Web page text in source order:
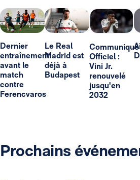
Dernier
entraînement
avant le
match
contre
Ferencvaros
Le Real
Madrid est
déjà à
Budapest
Communiqué
Officiel :
Vini Jr.
renouvelé
jusqu'en
2032
Prochains